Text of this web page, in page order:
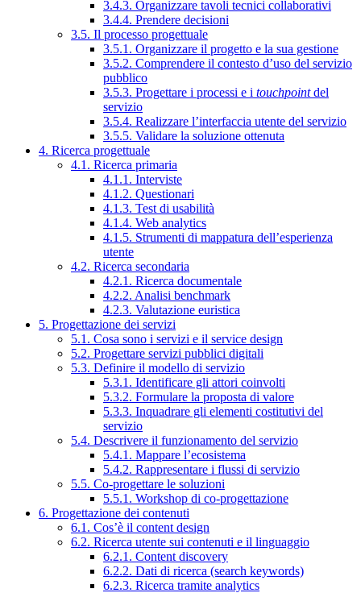
3.4.3. Organizzare tavoli tecnici collaborativi
3.4.4. Prendere decisioni
3.5. Il processo progettuale
3.5.1. Organizzare il progetto e la sua gestione
3.5.2. Comprendere il contesto d’uso del servizio
pubblico
3.5.3. Progettare i processi e i touchpointdel
servizio
3.5.4. Realizzare l’interfaccia utente del servizio
3.5.5. Validare la soluzione ottenuta
4. Ricerca progettuale
4.1. Ricerca primaria
4.1.1. Interviste
4.1.2. Questionari
4.1.3. Test di usabilità
4.1.4. Web analytics
4.1.5. Strumenti di mappatura dell’esperienza
utente
4.2. Ricerca secondaria
4.2.1. Ricerca documentale
4.2.2. Analisi benchmark
4.2.3. Valutazione euristica
5. Progettazione dei servizi
5.1. Cosa sono i servizi e il service design
5.2. Progettare servizi pubblici digitali
5.3. Definire il modello di servizio
5.3.1. Identificare gli attori coinvolti
5.3.2. Formulare la proposta di valore
5.3.3. Inquadrare gli elementi costitutivi del
servizio
5.4. Descrivere il funzionamento del servizio
5.4.1. Mappare l’ecosistema
5.4.2. Rappresentare i flussi di servizio
5.5. Co-progettare le soluzioni
5.5.1. Workshop di co-progettazione
6. Progettazione dei contenuti
6.1. Cos’è il content design
6.2. Ricerca utente sui contenuti e il linguaggio
6.2.1. Content discovery
6.2.2. Dati di ricerca (search keywords)
6.2.3. Ricerca tramite analytics